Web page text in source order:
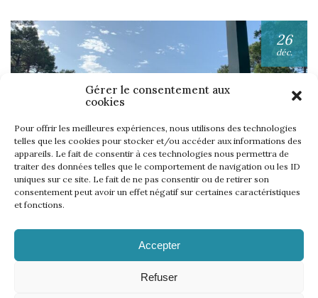
Gérer le consentement aux
cookies
Pour offrir les meilleures expériences, nous utilisons des technologies
telles que les cookies pour stocker et/ou accéder aux informations des
appareils. Le fait de consentir à ces technologies nous permettra de
traiter des données telles que le comportement de navigation ou les ID
uniques sur ce site. Le fait de ne pas consentir ou de retirer son
consentement peut avoir un effet négatif sur certaines caractéristiques
et fonctions.
Accepter
Refuser
26
déc.
UNE SEMAINE… TOUS LES GOLFS WININONE !
Lire l'article